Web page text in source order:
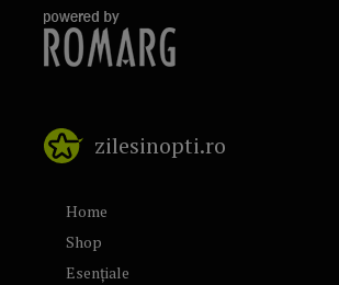
zilesinopti.ro
Home
Shop
Esențiale